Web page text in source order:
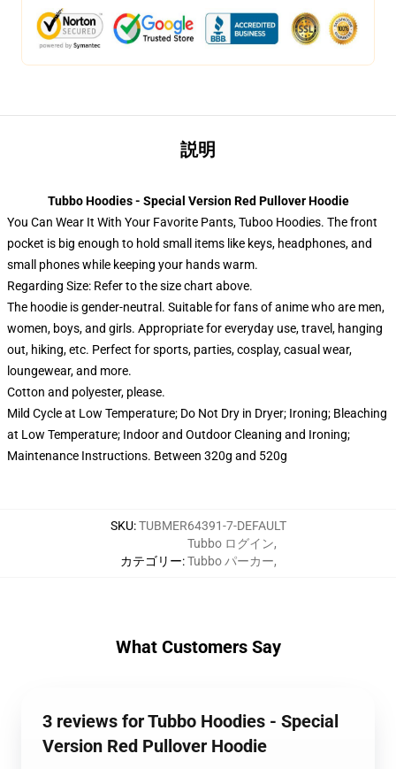
説明
Tubbo Hoodies - Special Version Red Pullover Hoodie
You Can Wear It With Your Favorite Pants, Tuboo Hoodies. The front
pocket is big enough to hold small items like keys, headphones, and
small phones while keeping your hands warm.
Regarding Size: Refer to the size chart above.
The hoodie is gender-neutral. Suitable for fans of anime who are men,
women, boys, and girls. Appropriate for everyday use, travel, hanging
out, hiking, etc. Perfect for sports, parties, cosplay, casual wear,
loungewear, and more.
Cotton and polyester, please.
Mild Cycle at Low Temperature; Do Not Dry in Dryer; Ironing; Bleaching
at Low Temperature; Indoor and Outdoor Cleaning and Ironing;
Maintenance Instructions. Between 320g and 520g
SKU:TUBMER64391-7-DEFAULT
カテゴリー:
Tubbo ログイン,
Tubbo パーカー,
What Customers Say
3 reviews for Tubbo Hoodies - Special
Version Red Pullover Hoodie